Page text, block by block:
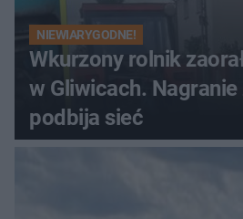
NIEWIARYGODNE!
Wkurzony rolnik
w Gliwicach.
podbija sieć